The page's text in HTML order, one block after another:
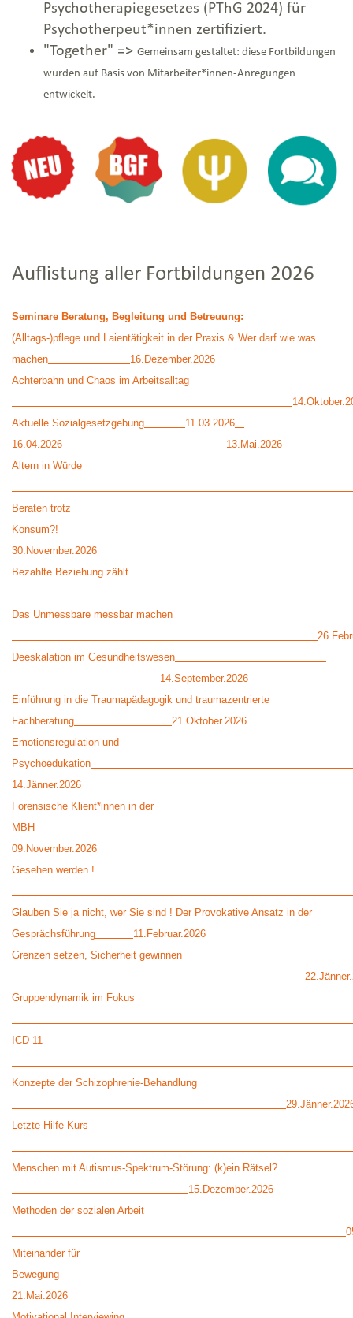
Psychotherapiegesetzes (PThG 2024) für
Psychotherpeut*innen zertifiziert.
"Together" => Gemeinsam gestaltet: diese Fortbildungen
wurden auf Basis von Mitarbeiter*innen-Anregungen
entwickelt.
Auflistung aller Fortbildungen 2026
Seminare Beratung, Begleitung und Betreuung:
(Alltags-)pflege und Laientätigkeit in der Praxis & Wer darf wie was
machen
16.Dezember.2026
Achterbahn und Chaos im Arbeitsalltag
Aktuelle Sozialgesetzgebung
11.03.2026
16.04.2026
13.Mai.2026
Altern in Würde
Beraten trotz
Konsum?!
30.November.2026
Bezahlte Beziehung zählt
Das Unmessbare messbar machen
Deeskalation im Gesundheitswesen
14.September.2026
Einführung in die Traumapädagogik und traumazentrierte
Fachberatung
21.Oktober.2026
Emotionsregulation und
Psychoedukation
14.Jänner.2026
Forensische Klient*innen in der
MBH
09.November.2026
Gesehen werden !
Glauben Sie ja nicht, wer Sie sind ! Der Provokative Ansatz in der
Gesprächsführung
11.Februar.2026
Grenzen setzen, Sicherheit gewinnen
Gruppendynamik im Fokus
ICD-11
Konzepte der Schizophrenie-Behandlung
Letzte Hilfe Kurs
Menschen mit Autismus-Spektrum-Störung: (k)ein Rätsel?
15.Dezember.2026
Methoden der sozialen Arbeit
Miteinander für
Bewegung
21.Mai.2026